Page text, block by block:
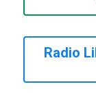
Radio